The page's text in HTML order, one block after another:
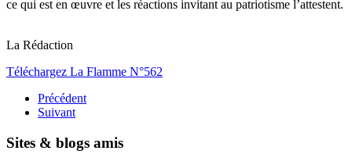
ce qui est en œuvre et les réactions invitant au patriotisme l’attestent.
La Rédaction
Téléchargez La Flamme N°562
Précédent
Suivant
Sites & blogs amis